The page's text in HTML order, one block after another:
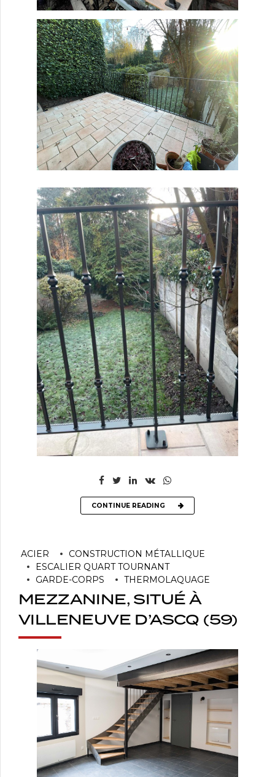
CONTINUE READING
ACIER
CONSTRUCTION MÉTALLIQUE
ESCALIER QUART TOURNANT
GARDE-CORPS
THERMOLAQUAGE
MEZZANINE, SITUÉ À
VILLENEUVE D’ASCQ (59)